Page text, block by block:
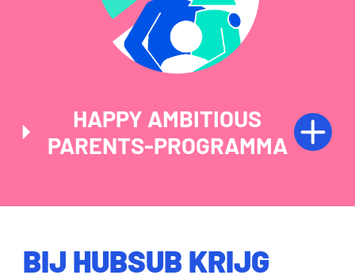
HAPPY AMBITIOUS
PARENTS-PROGRAMMA
BIJ HUBSUB KRIJG